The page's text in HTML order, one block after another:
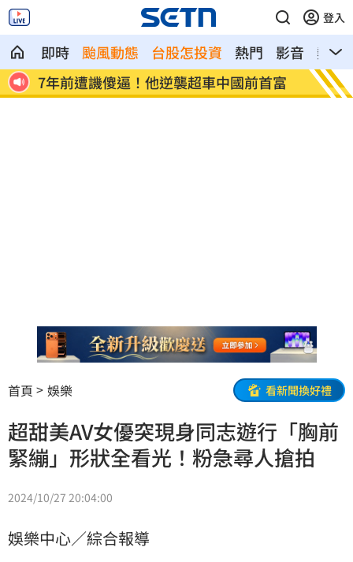
登入
即時 颱風動態 台股怎投資 熱門 影音
熱搜
女兒一句話 兩老退休生活全變調
記憶
襲
首頁 娛樂 看新聞換好禮
超甜美AV女優突現身同志遊行「胸前
緊繃」形狀全看光！粉急尋人搶拍
2024/10/27 20:04:00
娛樂中心／綜合報導